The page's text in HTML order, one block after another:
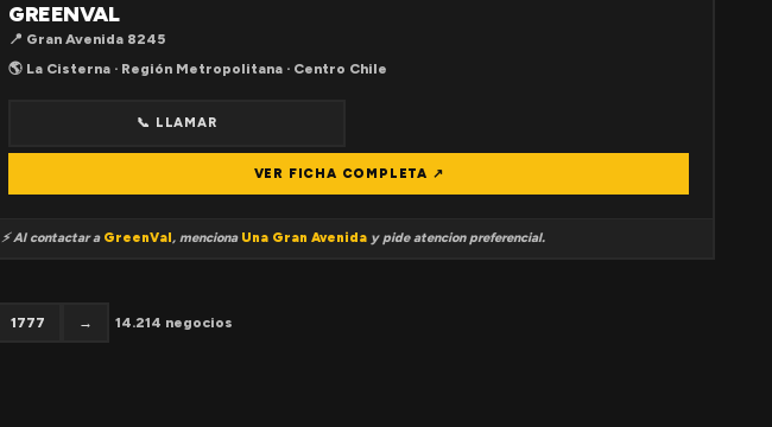
GREENVAL
📍 Gran Avenida 8245
🌎 La Cisterna · Región Metropolitana · Centro Chile
📞 LLAMAR
VER FICHA COMPLETA ↗
⚡ Al contactar a GreenVal, menciona Una Gran Avenida y pide atencion preferencial.
1777 → 14.214 negocios